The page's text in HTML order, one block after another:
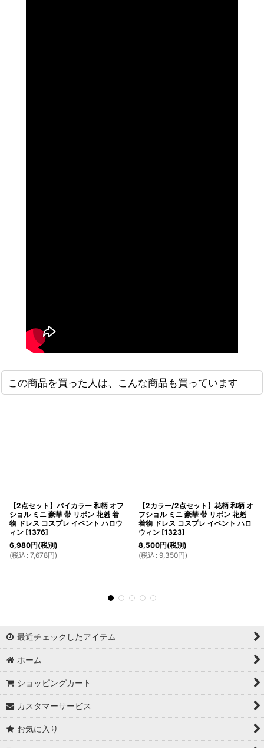
この商品を買った人は、こんな商品も買っています
【2点セット】バイカラー 和柄 オフ
ショル ミニ 豪華 帯 リボン 花魁 着
物 ドレス コスプレ イベント ハロウ
ィン [1376]
6,980円(税別)
(税込 : 7,678円)
【2カラー/2点セット】花柄 和柄 オ
フショル ミニ 豪華 帯 リボン 花魁
着物 ドレス コスプレ イベント ハロ
ウィン [1323]
8,500円(税別)
(税込 : 9,350円)
最近チェックしたアイテム
ホーム
ショッピングカート
カスタマーサービス
お気に入り